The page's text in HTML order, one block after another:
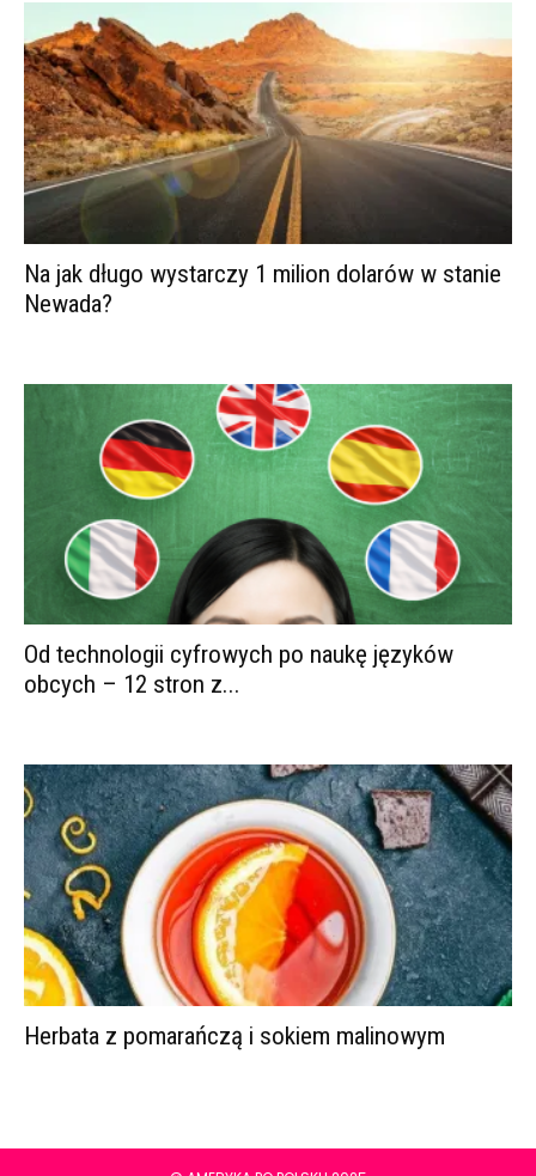
Na jak długo wystarczy 1 milion dolarów w stanie
Newada?
Od technologii cyfrowych po naukę języków
obcych – 12 stron z...
Herbata z pomarańczą i sokiem malinowym